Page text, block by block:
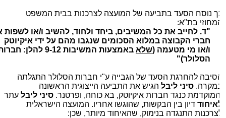
נוסח הסעד בתביעה של המועצה לצרכנות בבית המשפט
בת"א:
"ד. לחייב את כל המשיבים, ביחד ולחוד, להשיב ו/או לשפות
חברי הקבוצה במלוא הסכומים שנגבו מהם על ידי איקיוטק
ו/או מי מטעמה (שלא
באמצעות המשיבות 9-12 להלן: חברות
הסלולר)"
להחרגת הסעד של הגבייה ע"י חברות הסלולר התגלתה
סיני ליבלהגיש את התביעה הייצוגית הראשונה
כנגד חברות איקיוטק, בא כוחה, ופרטנר.סיני ליבלעתר
דיון בין הבקשות, שהוגשו אחריו. המועצה הישראלית
התנגדה בנימוק, שהאיחוד מיותר, שכן: